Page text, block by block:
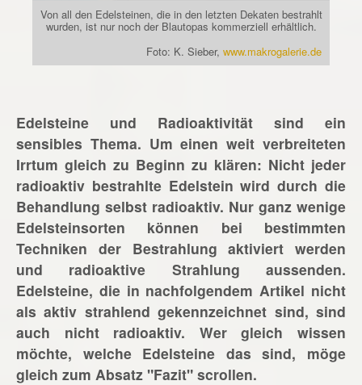
Von all den Edelsteinen, die in den letzten Dekaten bestrahlt
wurden, ist nur noch der Blautopas kommerziell erhältlich.
Foto: K. Sieber, www.makrogalerie.de
Edelsteine und Radioaktivität sind ein
sensibles Thema. Um einen weit verbreiteten
Irrtum gleich zu Beginn zu klären: Nicht jeder
radioaktiv bestrahlte Edelstein wird durch die
Behandlung selbst radioaktiv. Nur ganz wenige
Edelsteinsorten können bei bestimmten
Techniken der Bestrahlung aktiviert werden
und radioaktive Strahlung aussenden.
Edelsteine, die in nachfolgendem Artikel nicht
als aktiv strahlend gekennzeichnet sind, sind
auch nicht radioaktiv. Wer gleich wissen
möchte, welche Edelsteine das sind, möge
gleich zum Absatz "Fazit" scrollen.